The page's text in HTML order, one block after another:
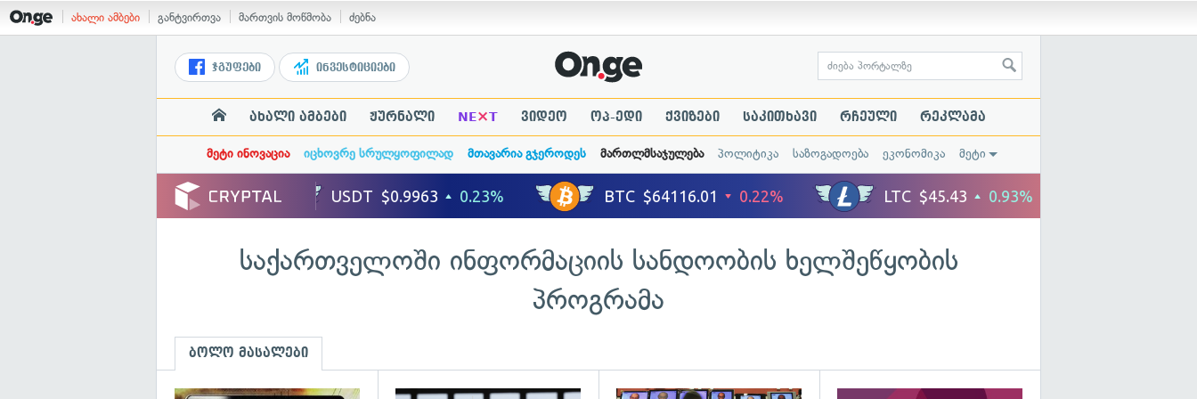
ახალი ამბები განტვირთვა მართვის მოწმობა ძებნა
ჯგუფები ინვესტიციები
ახალი ამბები ჟურნალი NE×T ვიდეო ოპ-ედი ქვიზები საკითხავი რჩეული რეკლამა
მეტი ინოვაცია იცხოვრე სრულყოფილად მთავარია გჯეროდეს მართლმსაჯულება პოლიტიკა საზოგადოება ეკონომიკა მეტი
საქართველოში ინფორმაციის სანდოობის ხელშეწყობის
პროგრამა
ბოლო მასალები